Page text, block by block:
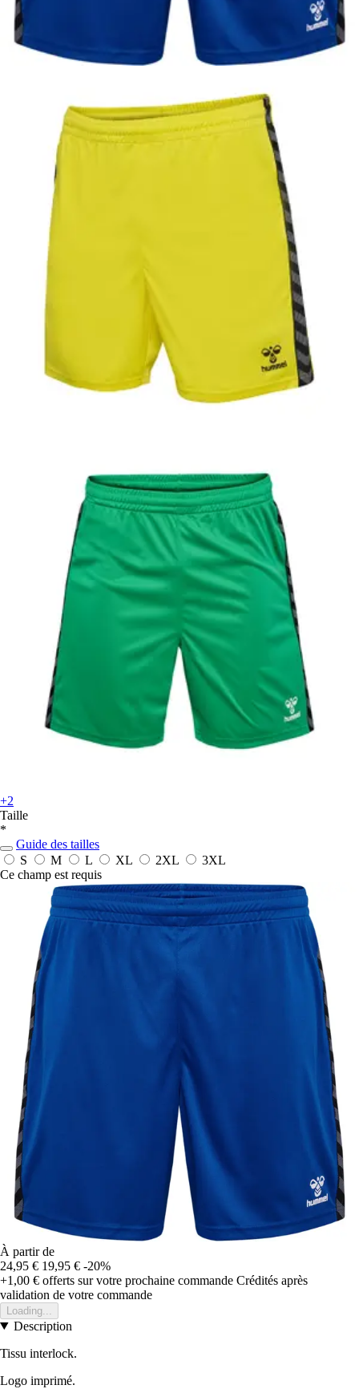
+2
Taille
*
Guide des tailles
S
M L XL 2XL
3XL
Ce champ est requis
À partir de
24,95 € 19,95 € -20%
+1,00 € offerts sur votre prochaine commande Crédités après
validation de votre commande
Loading...
Description
Tissu interlock.
Logo imprimé.